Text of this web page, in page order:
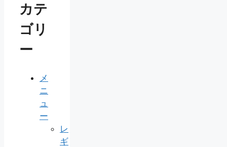
カテ
ゴリ
ー
メ
ニ
ュ
ー
レ
ギ